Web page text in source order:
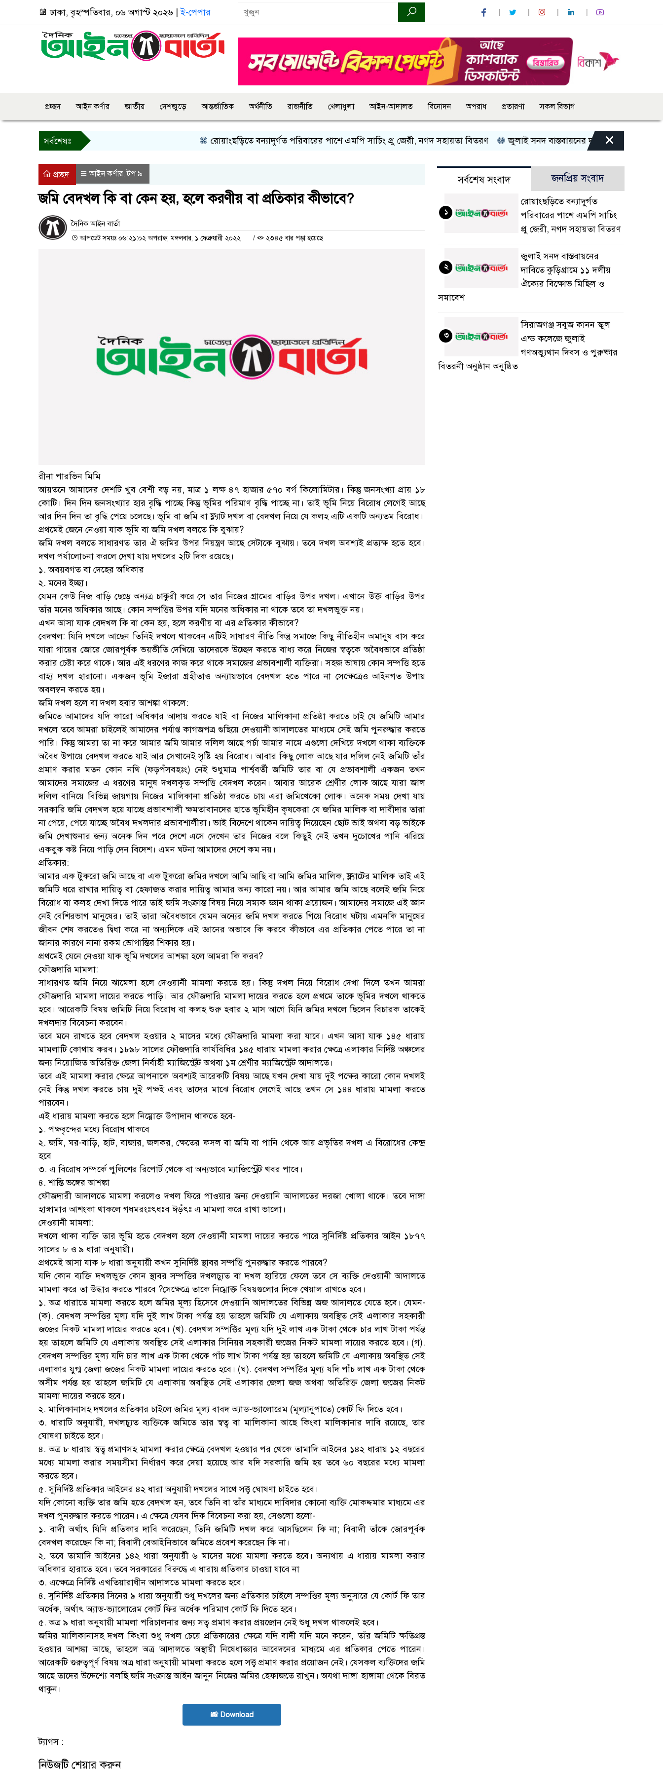
ঢাকা, বৃহস্পতিবার, ০৬ অগাস্ট ২০২৬ |ই-পেপার
প্রচ্ছদ আইন কর্ণার জাতীয় দেশজুড়ে আন্তর্জাতিক অর্থনীতি রাজনীতি খেলাধুলা আইন-আদালত বিনোদন অপরাধ প্রতারণা সকল বিভাগ
সর্বশেষঃ রোয়াংছড়িতে বন্যাদুর্গত পরিবারের পাশে এমপি সাচিং প্রু জেরী, নগদ সহায়তা বিতরণ জুলাই সনদ বাস্তবায়নের দাবিতে কুড়িগ্রামে ১১ দলীয়
×
প্রচ্ছদ আইন কর্ণার,টপ ৯
জমি বেদখল কি বা কেন হয়, হলে করণীয় বা প্রতিকার কীভাবে?
দৈনিক আইন বার্তা
আপডেট সময়ঃ ০৬:২১:০২ অপরাহ্ন, মঙ্গলবার, ১ ফেব্রুয়ারী ২০২২ / ২৩৪৫ বার পড়া হয়েছে
রীনা পারভিন মিমি
আয়তনে আমাদের দেশটি খুব বেশী বড় নয়, মাত্র ১ লক্ষ ৪৭ হাজার ৫৭০ বর্গ কিলোমিটার। কিন্তু জনসংখ্যা প্রায় ১৮
কোটি। দিন দিন জনসংখ্যার হার বৃদ্ধি পাচ্ছে কিন্তু ভূমির পরিমাণ বৃদ্ধি পাচ্ছে না। তাই ভূমি নিয়ে বিরোধ লেগেই আছে
আর দিন দিন তা বৃদ্ধি পেয়ে চলেছে। ভূমি বা জমি বা ফ্ল্যাট দখল বা বেদখল নিয়ে যে কলহ এটি একটি অন্যতম বিরোধ।
প্রথমেই জেনে নেওয়া যাক ভূমি বা জমি দখল বলতে কি বুঝায়?
জমি দখল বলতে সাধারণত তার ঐ জমির উপর নিয়ন্ত্রণ আছে সেটাকে বুঝায়। তবে দখল অবশ্যই প্রত্যক্ষ হতে হবে।
দখল পর্যালোচনা করলে দেখা যায় দখলের ২টি দিক রয়েছে।
১. অবয়বগত বা দেহের অধিকার
২. মনের ইচ্ছা।
যেমন কেউ নিজ বাড়ি ছেড়ে অন্যত্র চাকুরী করে সে তার নিজের গ্রামের বাড়ির উপর দখল। এখানে উক্ত বাড়ির উপর
তাঁর মনের অধিকার আছে। কোন সম্পত্তির উপর যদি মনের অধিকার না থাকে তবে তা দখলভুক্ত নয়।
এখন আসা যাক বেদখল কি বা কেন হয়, হলে করণীয় বা এর প্রতিকার কীভাবে?
বেদখল: যিনি দখলে আছেন তিনিই দখলে থাকবেন এটিই সাধারণ নীতি কিন্তু সমাজে কিছু নীতিহীন অমানুষ বাস করে
যারা গায়ের জোরে জোরপূর্বক ভয়ভীতি দেখিয়ে তাদেরকে উচ্ছেদ করতে বাধ্য করে নিজের স্বত্বকে অবৈধভাবে প্রতিষ্ঠা
করার চেষ্টা করে থাকে। আর এই ধরণের কাজ করে থাকে সমাজের প্রভাবশালী ব্যক্তিরা। সহজ ভাষায় কোন সম্পত্তি হতে
বাহ্য দখল হারানো। একজন ভূমি ইজারা গ্রহীতাও অন্যায়ভাবে বেদখল হতে পারে না সেক্ষেত্রেও আইনগত উপায়
অবলম্বন করতে হয়।
জমি দখল হলে বা দখল হবার আশঙ্কা থাকলে:
জমিতে আমাদের যদি কারো অধিকার আদায় করতে যাই বা নিজের মালিকানা প্রতিষ্ঠা করতে চাই যে জমিটি আমার
দখলে তবে আমরা চাইলেই আমাদের পর্যাপ্ত কাগজপত্র গুছিয়ে দেওয়ানী আদালতের মাধ্যমে সেই জমি পুনরুদ্ধার করতে
পারি। কিন্তু আমরা তা না করে আমার জমি আমার দলিল আছে পর্চা আমার নামে এগুলো দেখিয়ে দখলে থাকা ব্যক্তিকে
অবৈধ উপায়ে বেদখল করতে যাই আর সেখানেই সৃষ্টি হয় বিরোধ। আবার কিছু লোক আছে যার দলিল নেই জমিটি তাঁর
প্রমাণ করার মতন কোন নথি (ফড়পঁসবহঃং) নেই শুধুমাত্র পার্শ্ববর্তী জমিটি তার বা যে প্রভাবশালী একজন তখন
আমাদের সমাজের এ ধরণের মানুষ দখলকৃত সম্পত্তি বেদখল করেন। আবার আরেক শ্রেণীর লোক আছে যারা জাল
দলিল বানিয়ে বিভিন্ন জায়গায় নিজের মালিকানা প্রতিষ্ঠা করতে চায় এরা জমিখেকো লোক। অনেক সময় দেখা যায়
সরকারি জমি বেদখল হয়ে যাচ্ছে প্রভাবশালী ক্ষমতাবানদের হাতে ভূমিহীন কৃষকেরা যে জমির মালিক বা দাবীদার তারা
না পেয়ে, পেয়ে যাচ্ছে অবৈধ দখলদার প্রভাবশালীরা। ভাই বিদেশে থাকেন দায়িত্ব দিয়েছেন ছোট ভাই অথবা বড় ভাইকে
জমি দেখাশুনার জন্য অনেক দিন পরে দেশে এসে দেখেন তার নিজের বলে কিছুই নেই তখন দুচোখের পানি ঝরিয়ে
একবুক কষ্ট নিয়ে পাড়ি দেন বিদেশ। এমন ঘটনা আমাদের দেশে কম নয়।
প্রতিকার:
আমার এক টুকরো জমি আছে বা এক টুকরো জমির দখলে আমি আছি বা আমি জমির মালিক, ফ্ল্যাটের মালিক তাই এই
জমিটি ধরে রাখার দায়িত্ব বা হেফাজত করার দায়িত্ব আমার অন্য কারো নয়। আর আমার জমি আছে বলেই জমি নিয়ে
বিরোধ বা কলহ দেখা দিতে পারে তাই জমি সংক্রান্ত বিষয় নিয়ে সম্যক জ্ঞান থাকা প্রয়োজন। আমাদের সমাজে এই জ্ঞান
নেই বেশিরভাগ মানুষের। তাই তারা অবৈধভাবে যেমন অন্যের জমি দখল করতে গিয়ে বিরোধ ঘটায় এমনকি মানুষের
জীবন শেষ করতেও দ্বিধা করে না অন্যদিকে এই জ্ঞানের অভাবে কি করবে কীভাবে এর প্রতিকার পেতে পারে তা না
জানার কারণে নানা রকম ভোগান্তির শিকার হয়।
প্রথমেই যেনে নেওয়া যাক ভূমি দখলের আশঙ্কা হলে আমরা কি করব?
ফৌজদারি মামলা:
সাধারণত জমি নিয়ে ঝামেলা হলে দেওয়ানী মামলা করতে হয়। কিন্তু দখল নিয়ে বিরোধ দেখা দিলে তখন আমরা
ফৌজদারি মামলা দায়ের করতে পাড়ি। আর ফৌজদারি মামলা দায়ের করতে হলে প্রথমে তাকে ভূমির দখলে থাকতে
হবে। আরেকটি বিষয় জমিটি নিয়ে বিরোধ বা কলহ শুরু হবার ২ মাস আগে যিনি জমির দখলে ছিলেন বিচারক তাকেই
দখলদার বিবেচনা করবেন।
তবে মনে রাখতে হবে বেদখল হওয়ার ২ মাসের মধ্যে ফৌজদারি মামলা করা যাবে। এখন আসা যাক ১৪৫ ধারায়
মামলাটি কোথায় করব। ১৮৯৮ সালের ফৌজদারি কার্যবিধির ১৪৫ ধারায় মামলা করার ক্ষেত্রে এলাকার নির্দিষ্ট অঞ্চলের
জন্য নিয়োজিত অতিরিক্ত জেলা নির্বাহী ম্যাজিস্ট্রেট অথবা ১ম শ্রেণীর ম্যাজিস্ট্রেট আদালতে।
তবে এই মামলা করার ক্ষেত্রে আপনাকে অবশ্যই আরেকটি বিষয় আছে যখন দেখা যায় দুই পক্ষের কারো কোন দখলই
নেই কিন্তু দখল করতে চায় দুই পক্ষই এবং তাদের মাঝে বিরোধ লেগেই আছে তখন সে ১৪৪ ধারায় মামলা করতে
পারবেন।
এই ধারায় মামলা করতে হলে নিম্নোক্ত উপাদান থাকতে হবে-
১. পক্ষবৃন্দের মধ্যে বিরোধ থাকবে
২. জমি, ঘর-বাড়ি, হাট, বাজার, জলকর, ক্ষেতের ফসল বা জমি বা পানি থেকে আয় প্রভৃতির দখল এ বিরোধের কেন্দ্র
হবে
৩. এ বিরোধ সম্পর্কে পুলিশের রিপোর্ট থেকে বা অন্যভাবে ম্যাজিস্ট্রেট খবর পাবে।
৪. শান্তি ভঙ্গের আশঙ্কা
ফৌজদারী আদালতে মামলা করলেও দখল ফিরে পাওয়ার জন্য দেওয়ানি আদালতের দরজা খোলা থাকে। তবে দাঙ্গা
হাঙ্গামার আশংকা থাকলে গধমরংঃৎধঃব ঈড়ঁৎঃ এ মামলা করে রাখা ভালো।
দেওয়ানী মামলা:
দখলে থাকা ব্যক্তি তার ভূমি হতে বেদখল হলে দেওয়ানী মামলা দায়ের করতে পারে সুনির্দিষ্ট প্রতিকার আইন ১৮৭৭
সালের ৮ ও ৯ ধারা অনুযায়ী।
প্রথমেই আসা যাক ৮ ধারা অনুযায়ী কখন সুনির্দিষ্ট স্থাবর সম্পত্তি পুনরুদ্ধার করতে পারবে?
যদি কোন ব্যক্তি দখলভুক্ত কোন স্থাবর সম্পত্তির দখলচ্যুত বা দখল হারিয়ে ফেলে তবে সে ব্যক্তি দেওয়ানী আদালতে
মামলা করে তা উদ্ধার করতে পারবে ?সেক্ষেত্রে তাকে নিম্নোক্ত বিষয়গুলোর দিকে খেয়াল রাখতে হবে।
১. অত্র ধারাতে মামলা করতে হলে জমির মূল্য হিসেবে দেওয়ানি আদালতের বিভিন্ন জজ আদালতে যেতে হবে। যেমন-
(ক). বেদখল সম্পত্তির মূল্য যদি দুই লাখ টাকা পর্যন্ত হয় তাহলে জমিটি যে এলাকায় অবস্থিত সেই এলাকার সহকারী
জজের নিকট মামলা দায়ের করতে হবে। (খ). বেদখল সম্পত্তির মূল্য যদি দুই লাখ এক টাকা থেকে চার লাখ টাকা পর্যন্ত
হয় তাহলে জমিটি যে এলাকায় অবস্থিত সেই এলাকার সিনিয়র সহকারী জজের নিকট মামলা দায়ের করতে হবে। (গ).
বেদখল সম্পত্তির মূল্য যদি চার লাখ এক টাকা থেকে পাঁচ লাখ টাকা পর্যন্ত হয় তাহলে জমিটি যে এলাকায় অবস্থিত সেই
এলাকার যুগ্ম জেলা জজের নিকট মামলা দায়ের করতে হবে। (ঘ). বেদখল সম্পত্তির মূল্য যদি পাঁচ লাখ এক টাকা থেকে
অসীম পর্যন্ত হয় তাহলে জমিটি যে এলাকায় অবস্থিত সেই এলাকার জেলা জজ অথবা অতিরিক্ত জেলা জজের নিকট
মামলা দায়ের করতে হবে।
২. মালিকানাসহ দখলের প্রতিকার চাইলে জমির মূল্য বাবদ অ্যাড-ভ্যালোরেম (মূল্যানুপাতে) কোর্ট ফি দিতে হবে।
৩. ধারাটি অনুযায়ী, দখলচ্যুত ব্যক্তিকে জমিতে তার স্বত্ব বা মালিকানা আছে কিংবা মালিকানার দাবি রয়েছে, তার
ঘোষণা চাইতে হবে।
৪. অত্র ৮ ধারায় স্বত্ব প্রমাণসহ মামলা করার ক্ষেত্রে বেদখল হওয়ার পর থেকে তামাদি আইনের ১৪২ ধারায় ১২ বছরের
মধ্যে মামলা করার সময়সীমা নির্ধারণ করে দেয়া হয়েছে আর যদি সরকারি জমি হয় তবে ৬০ বছরের মধ্যে মামলা
করতে হবে।
৫. সুনির্দিষ্ট প্রতিকার আইনের ৪২ ধারা অনুযায়ী দখলের সাথে সত্ত্ব ঘোষণা চাইতে হবে।
যদি কোনো ব্যক্তি তার জমি হতে বেদখল হন, তবে তিনি বা তাঁর মাধ্যমে দাবিদার কোনো ব্যক্তি মোকদ্দমার মাধ্যমে এর
দখল পুনরুদ্ধার করতে পারেন। এ ক্ষেত্রে যেসব দিক বিবেচনা করা হয়, সেগুলো হলো-
১. বাদী অর্থাৎ যিনি প্রতিকার দাবি করেছেন, তিনি জমিটি দখল করে আসছিলেন কি না; বিবাদী তাঁকে জোরপূর্বক
বেদখল করেছেন কি না; বিবাদী বেআইনিভাবে জমিতে প্রবেশ করেছেন কি না।
২. তবে তামাদি আইনের ১৪২ ধারা অনুযায়ী ৬ মাসের মধ্যে মামলা করতে হবে। অন্যথায় এ ধারায় মামলা করার
অধিকার হারাতে হবে। তবে সরকারের বিরুদ্ধে এ ধারায় প্রতিকার চাওয়া যাবে না
৩. এক্ষেত্রে নির্দিষ্ট এখতিয়ারাধীন আদালতে মামলা করতে হবে।
৪. সুনির্দিষ্ট প্রতিকার সিনের ৯ ধারা অনুযায়ী শুধু দখলের জন্য প্রতিকার চাইলে সম্পত্তির মূল্য অনুসারে যে কোর্ট ফি তার
অর্ধেক, অর্থাৎ অ্যাড-ভ্যালোরেম কোর্ট ফির অর্ধেক পরিমাণ কোর্ট ফি দিতে হবে।
৫. অত্র ৯ ধারা অনুযায়ী মামলা পরিচালনার জন্য সত্ব প্রমাণ করার প্রয়জোন নেই শুধু দখল থাকলেই হবে।
জমির মালিকানাসহ দখল কিংবা শুধু দখল চেয়ে প্রতিকারের ক্ষেত্রে যদি বাদী যদি মনে করেন, তাঁর জমিটি ক্ষতিগ্রস্ত
হওয়ার আশঙ্কা আছে, তাহলে অত্র আদালতে অস্থায়ী নিষেধাজ্ঞার আবেদনের মাধ্যমে এর প্রতিকার পেতে পারেন।
আরেকটি গুরুত্বপূর্ণ বিষয় অত্র ধারা অনুযায়ী মামলা করতে হলে সত্ত্ব প্রমাণ করার প্রয়োজন নেই। যেসকল ব্যক্তিদের জমি
আছে তাদের উদ্দেশ্যে বলছি জমি সংক্রান্ত আইন জানুন নিজের জমির হেফাজতে রাখুন। অযথা দাঙ্গা হাঙ্গামা থেকে বিরত
থাকুন।
📸 Download
ট্যাগস :
নিউজটি শেয়ার করুন
সর্বশেষ সংবাদ জনপ্রিয় সংবাদ
রোয়াংছড়িতে বন্যাদুর্গত
পরিবারের পাশে এমপি সাচিং
প্রু জেরী, নগদ সহায়তা বিতরণ
১
জুলাই সনদ বাস্তবায়নের
দাবিতে কুড়িগ্রামে ১১ দলীয়
ঐক্যের বিক্ষোভ মিছিল ও
সমাবেশ
২
সিরাজগঞ্জ সবুজ কানন স্কুল
এন্ড কলেজে জুলাই
গণঅভ্যুথান দিবস ও পুরুষ্কার
বিতরনী অনুষ্ঠান অনুষ্ঠিত
৩